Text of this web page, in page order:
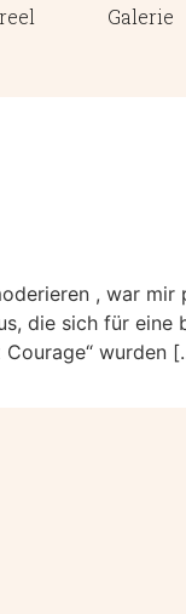
Galerie
, war
die sich für
Courage“ wurden